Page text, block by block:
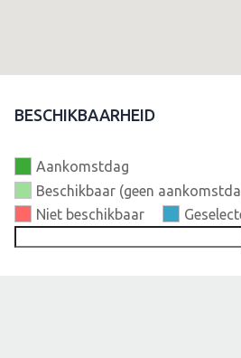
BESCHIKBAARHEID
Aankomstdag
Beschikbaar (geen
Niet beschikbaar